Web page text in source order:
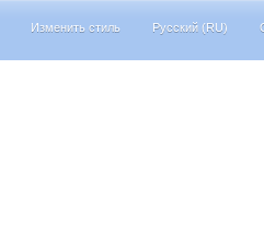
Изменить стиль Русский (RU)